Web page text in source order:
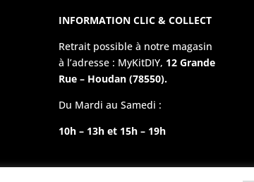
INFORMATION CLIC & COLLECT
Retrait possible à notre magasin
à l’adresse : MyKitDIY, 12 Grande
Rue – Houdan (78550).
Du Mardi au Samedi :
10h – 13h et 15h – 19h